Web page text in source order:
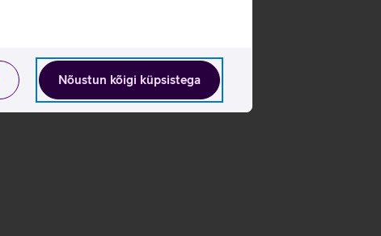
Nõustun kõigi küpsistega